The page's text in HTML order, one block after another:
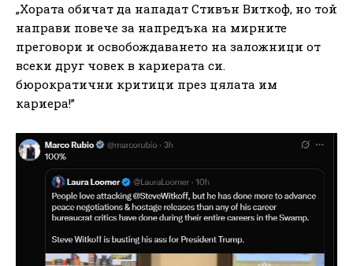
„Хората обичат да нападат Стивън Виткоф, но той
направи повече за напредъка на мирните
преговори и освобождаването на заложници от
всеки друг човек в кариерата си.
бюрократични критици през цялата им
кариера!”